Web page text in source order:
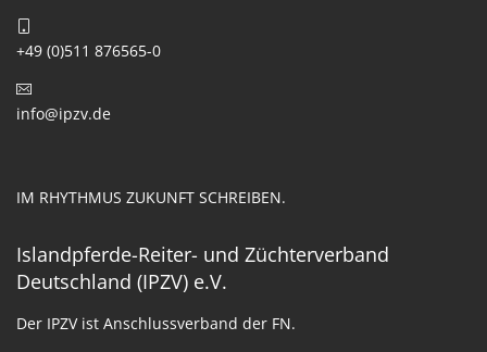
+49 (0)511 876565-0
info@ipzv.de
IM RHYTHMUS ZUKUNFT SCHREIBEN.
Islandpferde-Reiter- und Züchterverband
Deutschland (IPZV) e.V.
Der IPZV ist Anschlussverband der FN.